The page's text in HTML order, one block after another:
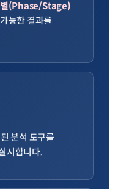
(Phase/Stage)
능한 결과를
분석 도구를
시합니다.